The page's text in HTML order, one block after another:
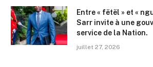
Entre « fëtël » et «
Sarr invite à une
service de la Nation.
juillet 27, 2026